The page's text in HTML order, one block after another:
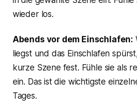
wieder los.
Abends vor dem Einschlafen:
liegst und das Einschlafen
kurze Szene fest. Fühle sie als
ein. Das ist die wichtigste
Tages.